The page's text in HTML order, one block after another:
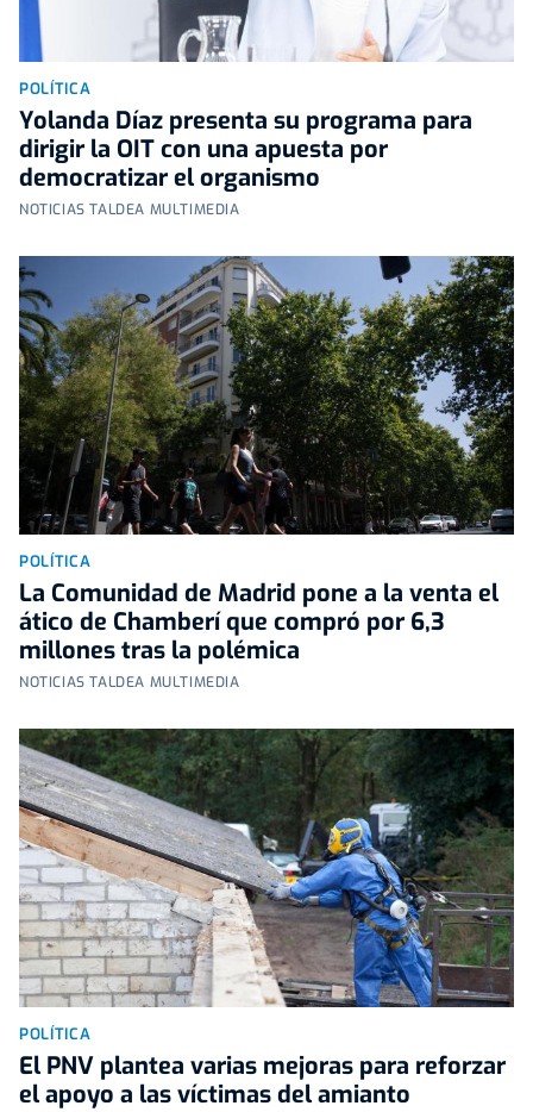
POLÍTICA
Yolanda Díaz presenta su programa para
dirigir la OIT con una apuesta por
democratizar el organismo
NOTICIAS TALDEA MULTIMEDIA
POLÍTICA
La Comunidad de Madrid pone a la venta el
ático de Chamberí que compró por 6,3
millones tras la polémica
NOTICIAS TALDEA MULTIMEDIA
POLÍTICA
El PNV plantea varias mejoras para reforzar
el apoyo a las víctimas del amianto